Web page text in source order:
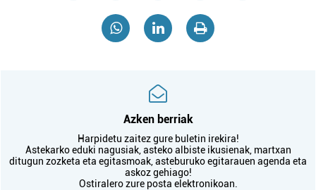
Azken berriak
Harpidetu zaitez gure buletin irekira!
Astekarko eduki nagusiak, asteko albiste ikusienak, martxan
ditugun zozketa eta egitasmoak, asteburuko egitarauen agenda eta
askoz gehiago!
Ostiralero zure posta elektronikoan.